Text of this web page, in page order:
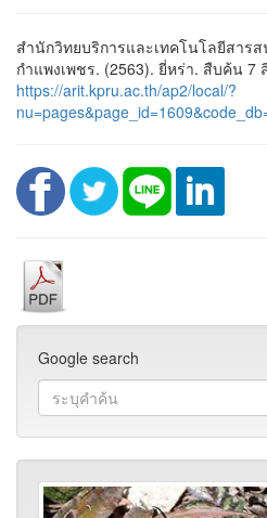
สำนักวิทยบริการและเทคโนโลยีสาร
กำแพงเพชร. (2563). ยี่หร่า. สืบค้น 7
https://arit.kpru.ac.th/ap2/local/?
Google search